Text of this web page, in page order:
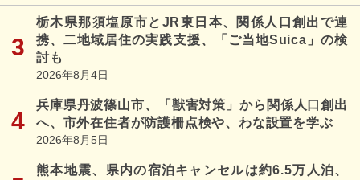
栃木県那須塩原市とJR東日本、関係人口創出で連
携、二地域居住の実践支援、「ご当地Suica」の検
討も
2026年8月4日
兵庫県丹波篠山市、「獣害対策」から関係人口創出
へ、市外在住者が防護柵点検や、わな設置を学ぶ
2026年8月5日
熊本地震、県内の宿泊キャンセルは約6.5万人泊、